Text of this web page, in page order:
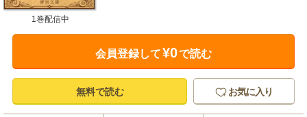
1巻配信中
会員登録して¥0で読む
無料で読む お気に入り